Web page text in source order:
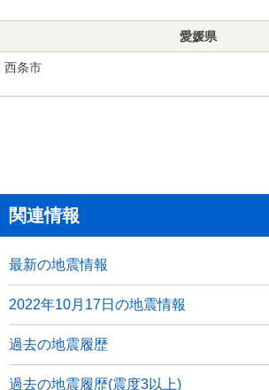
愛媛県
西条市
関連情報
最新の地震情報
2022年10月17日の地震情報
過去の地震履歴
過去の地震履歴(震度3以上)